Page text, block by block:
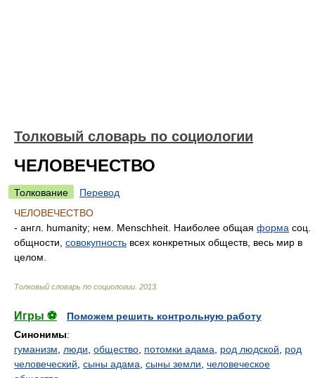
Толковый словарь по социологии
ЧЕЛОВЕЧЕСТВО
Толкование
Перевод
ЧЕЛОВЕЧЕСТВО
- англ. humanity; нем. Menschheit. Наиболее общая форма соц.
общности, совокупность всех конкретных обществ, весь мир в
целом.
Толковый словарь по социологии 2013
Игры ⚽
Поможем решить контрольную работу
Синонимы:
гуманизм
люди общество потомки адама род людской
род
человеческий сыны адама сыны земли человеческое